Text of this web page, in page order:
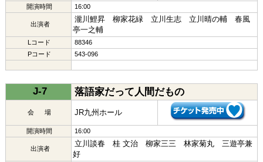
開演時間 16:00
出演者
瀧川鯉昇 柳家花緑 立川生志 立川晴の輔 春風
亭一之輔
Lコード
88346
Pコード
543-096
J-7 落語家だって人間だもの
会 場 JR九州ホール
開演時間 16:00
出演者
立川談春 桂 文治 柳家三三 林家菊丸 三遊亭兼
好